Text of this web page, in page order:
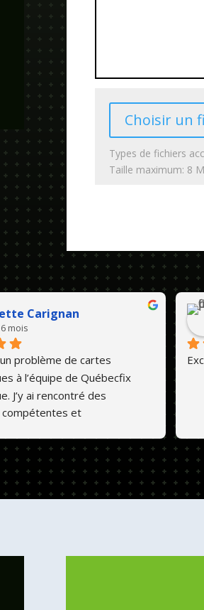
Choisir un
Types de fichiers
Taille maximum: 8
Carignan
mois
un problème de cartes
à l’équipe de Québecfix
J’y ai rencontré des
et
prix sont abordables. 💕😊